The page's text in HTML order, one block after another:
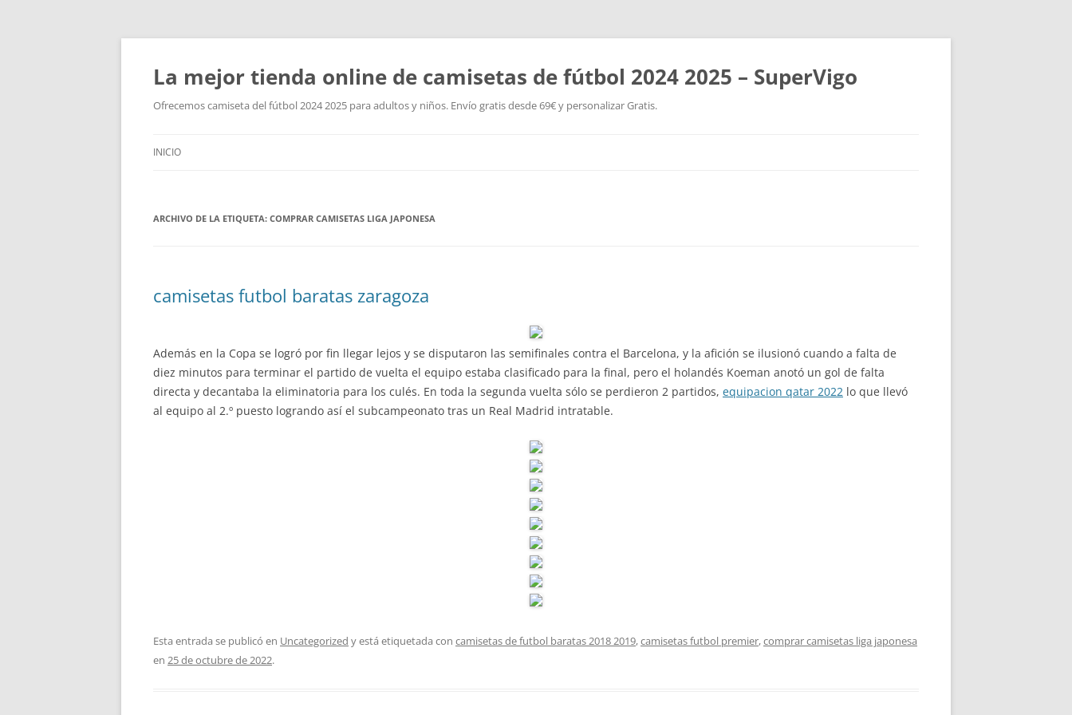
La mejor tienda online de camisetas de fútbol 2024 2025 – SuperVigo
Ofrecemos camiseta del fútbol 2024 2025 para adultos y niños. Envío gratis desde 69€ y personalizar Gratis.
INICIO
ARCHIVO DE LA ETIQUETA: COMPRAR CAMISETAS LIGA JAPONESA
camisetas futbol baratas zaragoza
Además en la Copa se logró por fin llegar lejos y se disputaron las semifinales contra el Barcelona, y la afición se ilusionó cuando a falta de
diez minutos para terminar el partido de vuelta el equipo estaba clasificado para la final, pero el holandés Koeman anotó un gol de falta
directa y decantaba la eliminatoria para los culés. En toda la segunda vuelta sólo se perdieron 2 partidos, equipacion qatar 2022 lo que llevó
al equipo al 2.º puesto logrando así el subcampeonato tras un Real Madrid intratable.
Esta entrada se publicó en Uncategorized y está etiquetada con camisetas de futbol baratas 2018 2019,camisetas futbol premier,comprar camisetas liga japonesa
en 25 de octubre de 2022.